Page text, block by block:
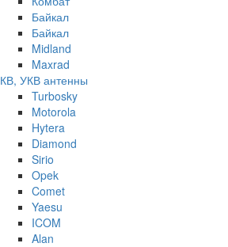
Байкал
Байкал
Midland
Maxrad
КВ, УКВ антенны
Turbosky
Motorola
Hytera
Diamond
Sirio
Opek
Comet
Yaesu
ICOM
Alan